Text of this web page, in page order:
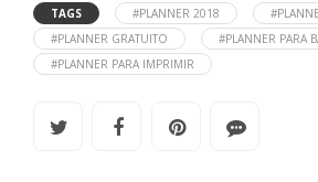
TAGS #PLANNER 2018
#PLANNER GRATUITO
#PLANNER PARA
#PLANNER PARA IMPRIMIR